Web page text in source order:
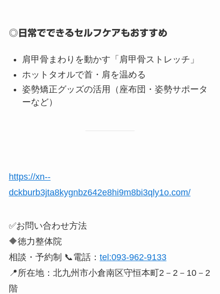
◎日常でできるセルフケアもおすすめ
肩甲骨まわりを動かす「肩甲骨ストレッチ」
ホットタオルで首・肩を温める
姿勢矯正グッズの活用（座布団・姿勢サポータ
ーなど）
https://xn--
dckburb3jta8kygnbz642e8hi9m8bi3qly1o.com/
✅お問い合わせ方法
🔶徳力整体院
相談・予約制 📞電話： tel:093-962-9133
📍所在地：北九州市小倉南区守恒本町2－2－10－2
階